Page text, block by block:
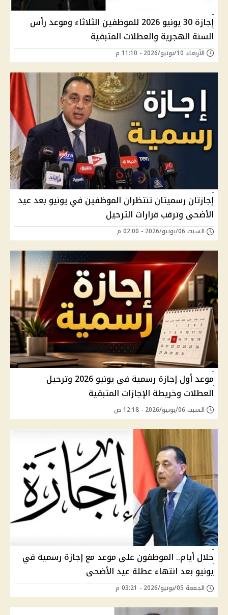
إجازة 30 يونيو 2026 للموظفين الثلاثاء وموعد رأس
السنة الهجرية والعطلات المتبقية
الأربعاء 10/يونيو/2026 - 11:10 م
إجازتان رسميتان تنتظران الموظفين في يونيو بعد عيد
الأضحى وترقب قرارات الترحيل
السبت 06/يونيو/2026 - 02:00 م
موعد أول إجازة رسمية في يونيو 2026 وترحيل
العطلات وخريطة الإجازات المتبقية
السبت 06/يونيو/2026 - 12:18 ص
خلال أيام.. الموظفون على موعد مع إجازة رسمية في
يونيو بعد انتهاء عطلة عيد الأضحى
الجمعة 05/يونيو/2026 - 03:21 م